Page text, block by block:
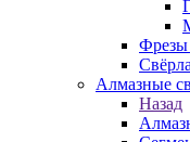
Фрезы
Алмазные
Назад